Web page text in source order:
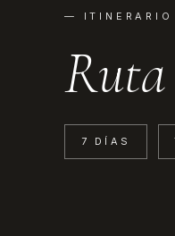
—
Ruta
7 DÍAS